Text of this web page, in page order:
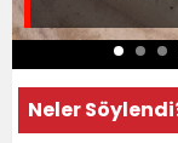
Neler